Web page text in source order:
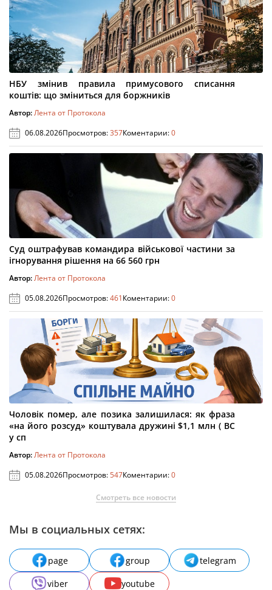
НБУ змінив правила примусового списання
коштів: що зміниться для боржників
Автор:Лента от Протокола
06.08.2026Просмотров:357Коментарии:0
Суд оштрафував командира військової частини за
ігнорування рішення на 66 560 грн
Автор:Лента от Протокола
05.08.2026Просмотров:461Коментарии:0
Чоловік помер, але позика залишилася: як фраза
«на його розсуд» коштувала дружині $1,1 млн ( ВС
у сп
Автор:Лента от Протокола
05.08.2026Просмотров:547Коментарии:0
Смотреть все новости
Мы в социальных сетях:
page group
telegram
viber
youtube